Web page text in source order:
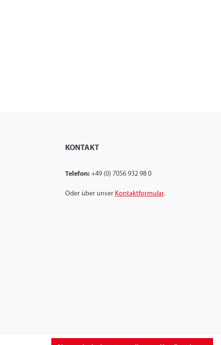
KONTAKT
Telefon: +49 (0) 7056 932 98 0
Oder über unser Kontaktformular.